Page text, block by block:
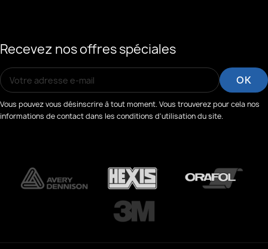
Recevez nos offres spéciales
Vous pouvez vous désinscrire à tout moment. Vous trouverez pour cela nos
informations de contact dans les conditions d'utilisation du site.